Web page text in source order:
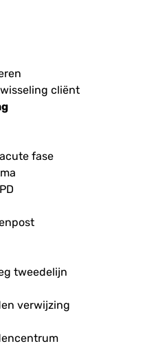
cliënt
fase
tweedelijn
verwijzing